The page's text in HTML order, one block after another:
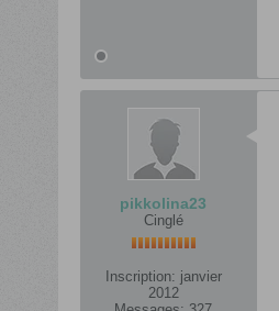
pikkolina23
Cinglé
Inscription: janvier
2012